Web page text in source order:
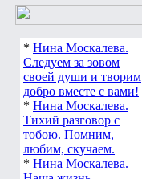
* Нина Москалева.
Следуем за зовом
своей души и творим
добро вместе с вами!
* Нина Москалева.
Тихий разговор с
тобою. Помним,
любим, скучаем.
* Нина Москалева.